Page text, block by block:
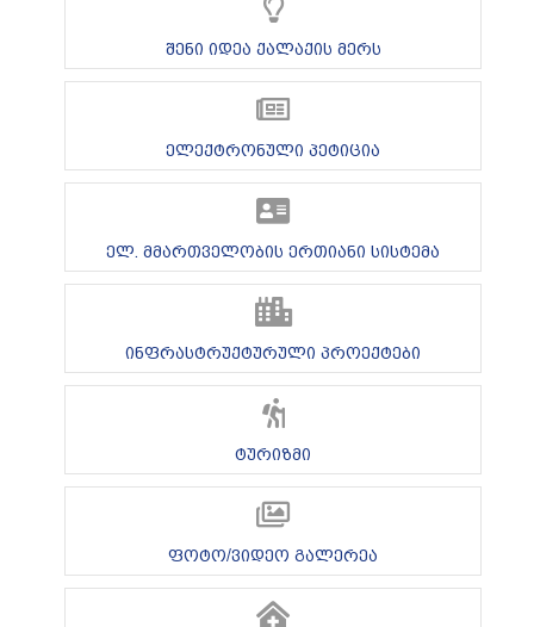
შენი იდეა ქალაქის მერს
ელექტრონული პეტიცია
ელ. მმართველობის ერთიანი სისტემა
ინფრასტრუქტურული პროექტები
ტურიზმი
ფოტო/ვიდეო გალერეა